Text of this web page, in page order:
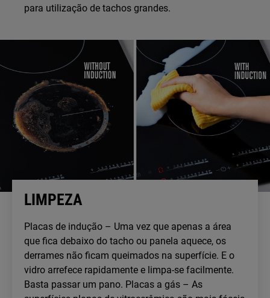
para utilização de tachos grandes.
LIMPEZA
Placas de indução – Uma vez que apenas a área
que fica debaixo do tacho ou panela aquece, os
derrames não ficam queimados na superfície. E o
vidro arrefece rapidamente e limpa-se facilmente.
Basta passar um pano. Placas a gás – As